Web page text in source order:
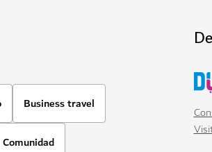
Business travel
Comunidad